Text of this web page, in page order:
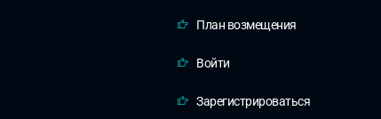
План возмещения
Войти
Зарегистрироваться